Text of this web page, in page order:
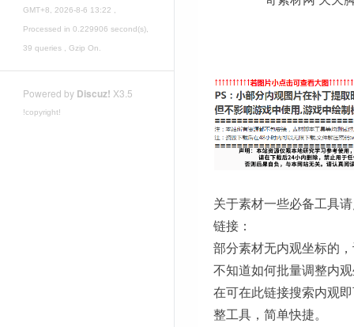
GMT+8, 2026-8-6 13:22 ,
Processed in 0.229906 second(s),
39 queries , Gzip On.
Powered by Discuz! X3.5
!copyright!
关于素材一些必备工具
链接：
部分素材无内观坐标的
不知道如何批量调整内
在可在此链接搜索内观
整工具，简单快捷。